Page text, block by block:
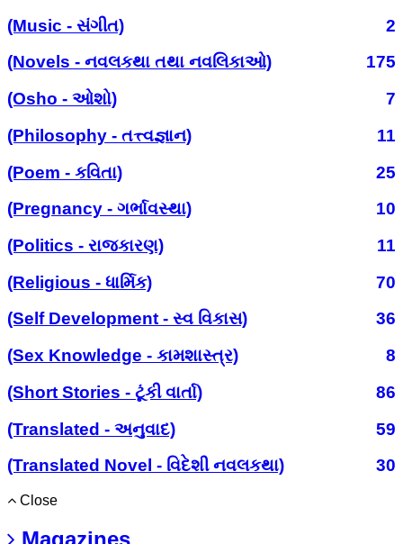
(Music - સંગીત)
2
(Novels - નવલકથા તથા નવલિકાઓ)
175
(Osho - ઓશો)
7
(Philosophy - તત્ત્વજ્ઞાન)
11
(Poem - કવિતા)
25
(Pregnancy - ગર્ભાવસ્થા)
10
(Politics - રાજકારણ)
11
(Religious - ધાર્મિક)
70
(Self Development - સ્વ વિકાસ)
36
(Sex Knowledge - કામશાસ્ત્ર)
8
(Short Stories - ટૂંકી વાર્તા)
86
(Translated - અનુવાદ)
59
(Translated Novel - વિદેશી નવલકથા)
30
Close
Magazines